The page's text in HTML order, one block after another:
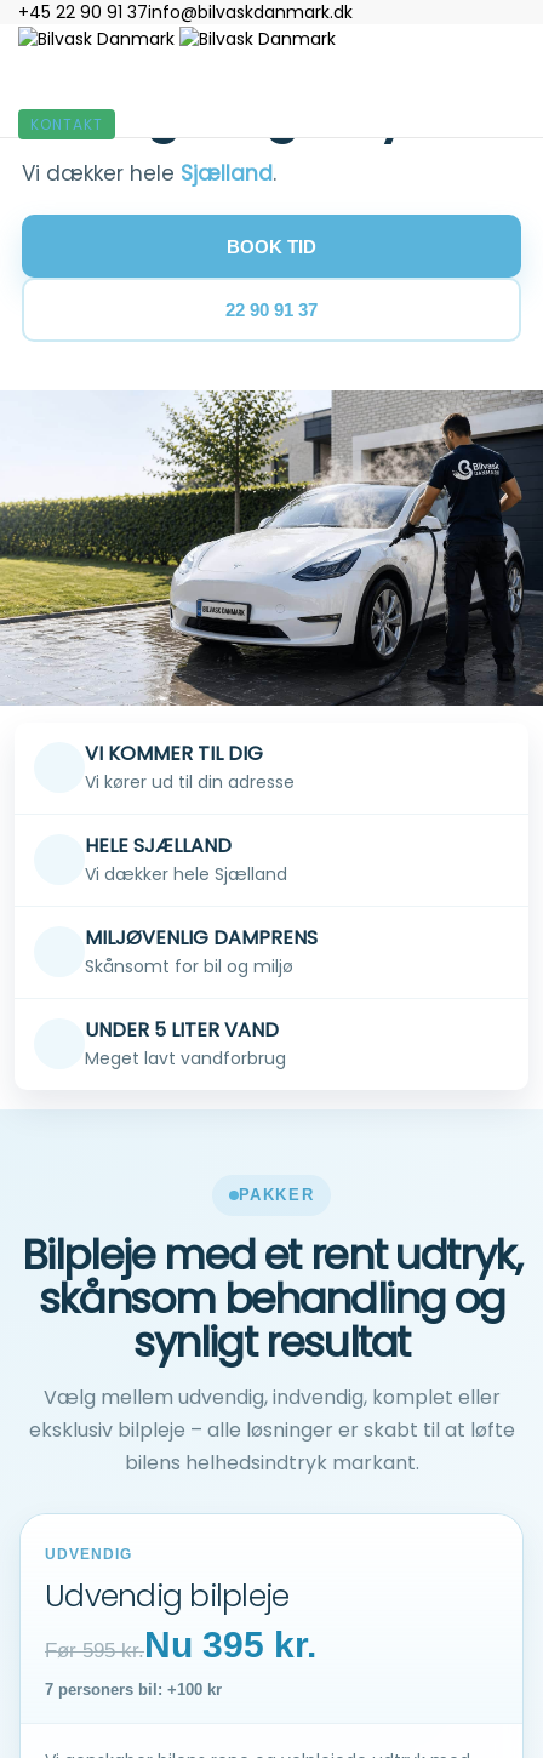
+45 22 90 91 37info@bilvaskdanmark.dk
KONTAKT
Bilrengøring Viby
Vi dækker hele Sjælland.
BOOK TID
22 90 91 37
VI KOMMER TIL DIG
Vi kører ud til din adresse
HELE SJÆLLAND
Vi dækker hele Sjælland
MILJØVENLIG DAMPRENS
Skånsomt for bil og miljø
UNDER 5 LITER VAND
Meget lavt vandforbrug
PAKKER
Bilpleje med et rent udtryk,
skånsom behandling og
synligt resultat
Vælg mellem udvendig, indvendig, komplet eller
eksklusiv bilpleje – alle løsninger er skabt til at løfte
bilens helhedsindtryk markant.
UDVENDIG
Udvendig bilpleje
Før 595 kr.Nu 395 kr.
7 personers bil: +100 kr